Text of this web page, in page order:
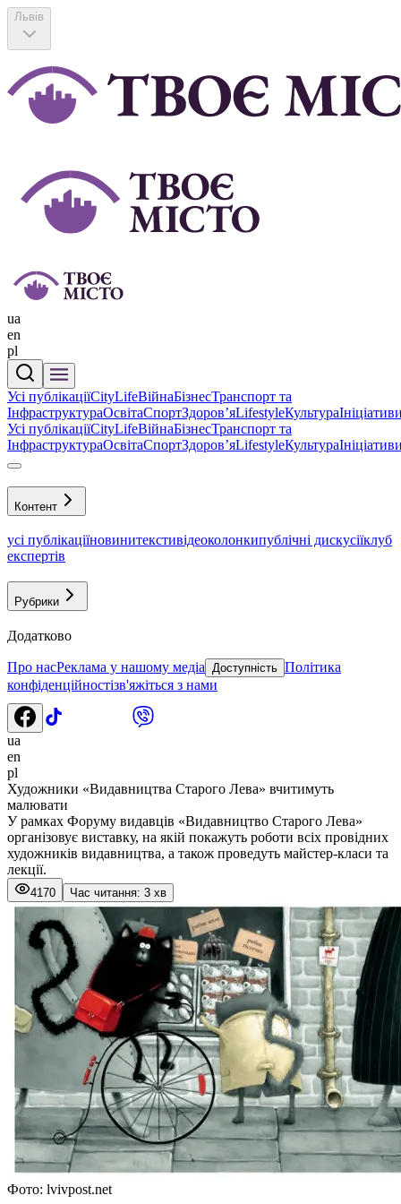
Львів
ua
en
pl
Усі публікаціїCityLifeВійнаБізнесТранспорт та
ІнфраструктураОсвітаСпортЗдоровʼяLifestyleКультура
Усі публікаціїCityLifeВійнаБізнесТранспорт та
ІнфраструктураОсвітаСпортЗдоровʼяLifestyleКультура
Контент
усі публікаціїновинитекстивідеоколонкипублічні дискусіїклуб
експертів
Рубрики
Додатково
Про насРеклама у нашому медіа Доступність Політика
конфіденційностізв'яжіться з нами
ua
en
pl
Художники «Видавництва Старого Лева» вчитимуть
малювати
У рамках Форуму видавців «Видавництво Старого Лева»
організовує виставку, на якій покажуть роботи всіх провідних
художників видавництва, а також проведуть майстер-класи та
лекції.
4170 Час читання: 3 хв
Фото: lvivpost.net